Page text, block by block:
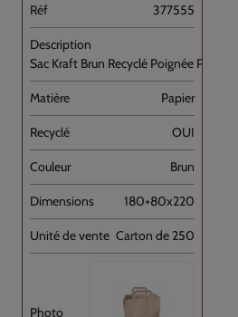
377555
Sac Kraft Brun Recyclé Poignée Plate [...]
Papier
OUI
Brun
180+80x220
Carton de 250